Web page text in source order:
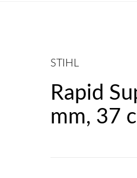
STIHL
Rapid
mm, 37